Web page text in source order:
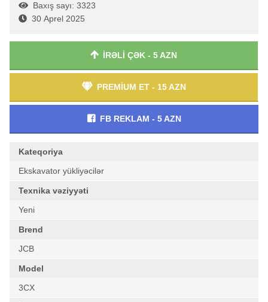
Baxış sayı: 3323
30 Aprel 2025
İRƏLİ ÇƏK - 5 AZN
PREMİUM ET - 15 AZN
FB REKLAM - 5 AZN
Kateqoriya
Ekskavator yükliyəcilər
Texnika vəziyyəti
Yeni
Brend
JCB
Model
3CX